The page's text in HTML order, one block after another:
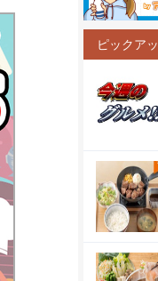
ピックア